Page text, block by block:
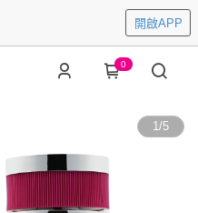
開啟APP
0
1/5